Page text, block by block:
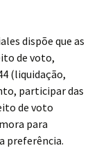
dispõe que as
de voto,
(liquidação,
participar das
de voto
para
preferência.